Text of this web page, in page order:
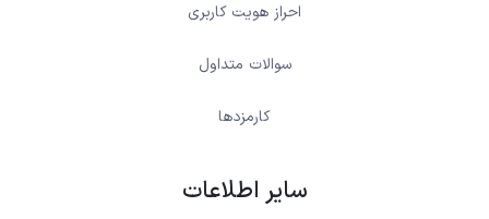
احراز هویت کاربری
سوالات متداول
کارمزدها
سایر اطلاعات